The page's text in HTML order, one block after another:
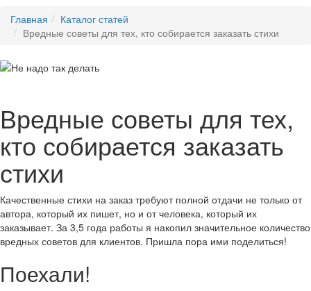
Главная
Каталог статей
Вредные советы для тех, кто собирается заказать стихи
Вредные советы для тех,
кто собирается заказать
стихи
Качественные стихи на заказ требуют полной отдачи не только от
автора, который их пишет, но и от человека, который их
заказывает. За 3,5 года работы я накопил значительное количество
вредных советов для клиентов. Пришла пора ими поделиться!
Поехали!